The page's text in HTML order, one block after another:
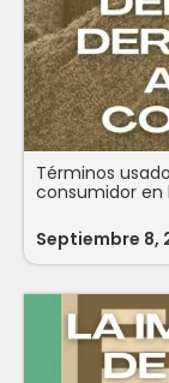
Términos
consumidor en
Septiembre 8,